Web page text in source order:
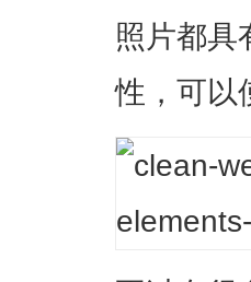
照片都具
性，可以